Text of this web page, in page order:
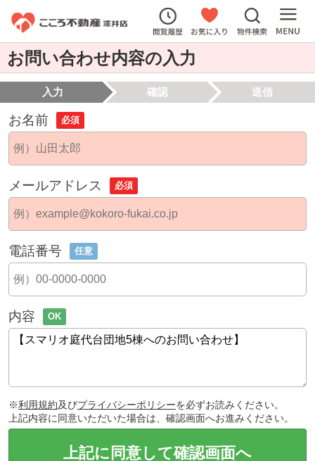
お問い合わせ内容の入力
入力 確認 送信
お名前 必須
メールアドレス 必須
電話番号 任意
内容 OK
※利用規約及びプライバシーポリシーを必ずお読みください。
上記内容に同意いただいた場合は、確認画面へお進みください。
上記に同意して確認画面へ